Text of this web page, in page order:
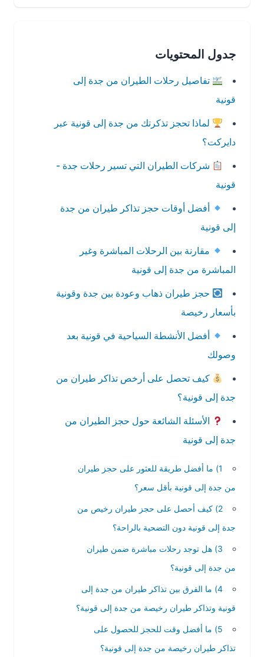
جدول المحتويات
تفاصيل رحلات الطيران من جدة إلى
لماذا تحجز تذكرتك من جدة إلى قونية عبر
دايركت؟
شركات الطيران التي تسير رحلات جدة -
أفضل أوقات حجز تذاكر طيران من جدة
إلى قونية
مقارنة بين الرحلات المباشرة وغير
المباشرة من جدة إلى قونية
حجز طيران ذهاب وعودة بين جدة وقونية
بأسعار رخيصة
أفضل الأنشطة السياحية في قونية بعد
وصولك
كيف تحصل على أرخص تذاكر طيران من
جدة إلى قونية؟
الأسئلة الشائعة حول حجز الطيران من
جدة إلى قونية
1) ما أفضل طريقة للعثور على حجز طيران
من جدة إلى قونية بأقل سعر؟
2) كيف أحصل على حجز طيران رخيص من
جدة إلى قونية دون التضحية بالراحة؟
3) هل توجد رحلات مباشرة ضمن طيران
من جدة إلى قونية؟
4) ما الفرق بين تذاكر طيران من جدة إلى
قونية وتذاكر طيران رخيصة من جدة إلى قونية؟
5) ما أفضل وقت للحجز للحصول على
تذاكر طيران رخيصة من جدة إلى قونية؟